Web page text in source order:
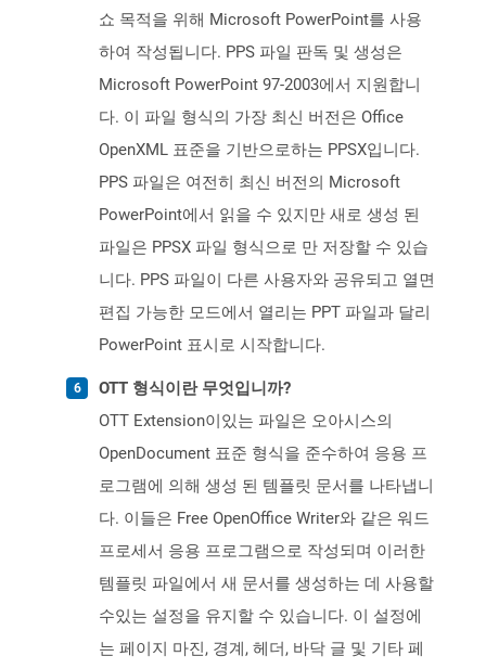
쇼 목적을 위해 Microsoft PowerPoint를 사용
하여 작성됩니다. PPS 파일 판독 및 생성은
Microsoft PowerPoint 97-2003에서 지원합니
다. 이 파일 형식의 가장 최신 버전은 Office
OpenXML 표준을 기반으로하는 PPSX입니다.
PPS 파일은 여전히 ​​최신 버전의 Microsoft
PowerPoint에서 읽을 수 있지만 새로 생성 된
파일은 PPSX 파일 형식으로 만 저장할 수 있습
니다. PPS 파일이 다른 사용자와 공유되고 열면
편집 가능한 모드에서 열리는 PPT 파일과 달리
PowerPoint 표시로 시작합니다.
OTT 형식이란 무엇입니까?
OTT Extension이있는 파일은 오아시스의
OpenDocument 표준 형식을 준수하여 응용 프
로그램에 의해 생성 된 템플릿 문서를 나타냅니
다. 이들은 Free OpenOffice Writer와 같은 워드
프로세서 응용 프로그램으로 작성되며 이러한
템플릿 파일에서 새 문서를 생성하는 데 사용할
수있는 설정을 유지할 수 있습니다. 이 설정에
는 페이지 마진, 경계, 헤더, 바닥 글 및 기타 페